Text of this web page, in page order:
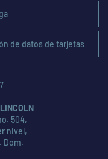
de datos de tarjetas
504,
nivel,
Dom.